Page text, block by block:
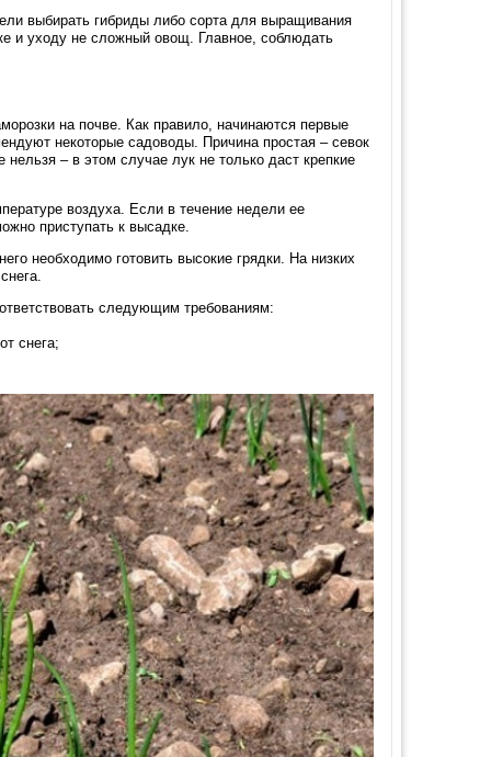
выбирать гибриды либо сорта для выращивания
и уходу не сложный овощ. Главное, соблюдать
на почве. Как правило, начинаются первые
некоторые садоводы. Причина простая – севок
– в этом случае лук не только даст крепкие
воздуха. Если в течение недели ее
приступать к высадке.
необходимо готовить высокие грядки. На низких
следующим требованиям:
снега;